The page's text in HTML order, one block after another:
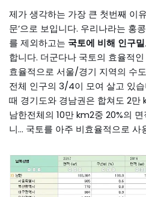
제가 생각하는 가장 큰 첫번째 이
문’으로 보입니다. 우리나라는 홍
를 제외하고는 국토에 비해 인구
합니다. 더군다나 국토의 효율적
효율적으로 서울/경기 지역의 수
전체 인구의 3/4이 모여 살고 있
때 경기도와 경남권은 합쳐도 2만
남한전체의 10만 km2중 20%의
니… 국토를 아주 비효율적으로 사